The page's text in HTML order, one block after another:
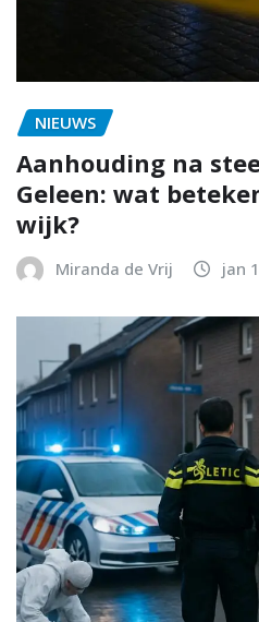
NIEUWS
Aanhouding na
Geleen: wat
wijk?
Miranda de Vrij jan